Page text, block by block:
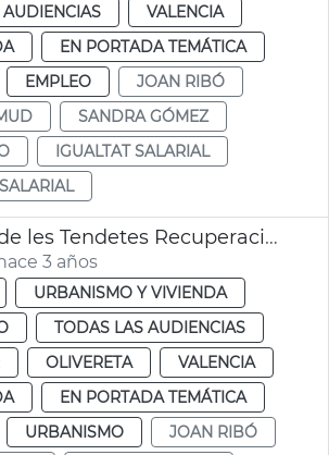
VALENCIA
EN PORTADA TEMÁTICA
EMPLEO
JOAN RIBÓ
SANDRA GÓMEZ
IGUALTAT SALARIAL
Visita alcalde les Tendetes Recuperación viviendas Next Generation
3 años
URBANISMO Y VIVIENDA
TODAS LAS AUDIENCIAS
OLIVERETA
VALENCIA
EN PORTADA TEMÁTICA
URBANISMO
JOAN RIBÓ